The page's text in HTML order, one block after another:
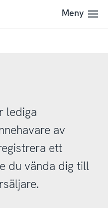
Meny
lediga
av
ett
du vända dig till